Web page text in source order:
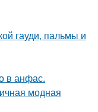
гауди, пальмы и
в анфас.
модная